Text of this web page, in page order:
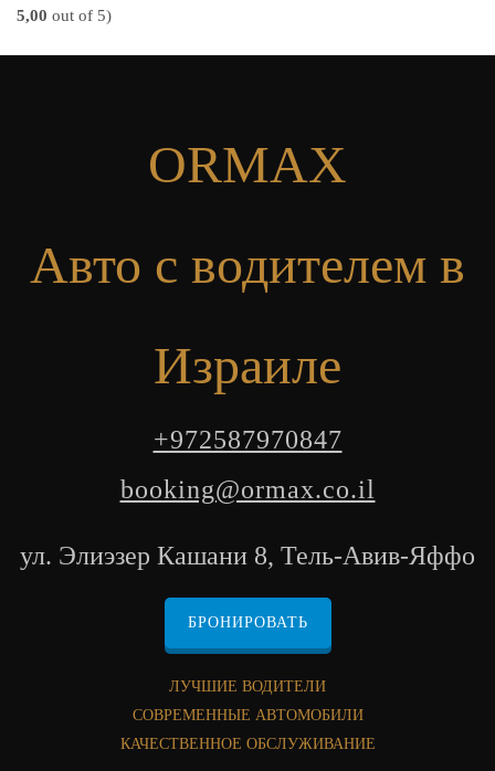
5,00 out of 5)
ORMAX
Авто с водителем в
Израиле
+972587970847
booking@ormax.co.il
ул. Элиэзер Кашани 8, Тель-Авив-Яффо
БРОНИРОВАТЬ
ЛУЧШИЕ ВОДИТЕЛИ
СОВРЕМЕННЫЕ АВТОМОБИЛИ
КАЧЕСТВЕННОЕ ОБСЛУЖИВАНИЕ